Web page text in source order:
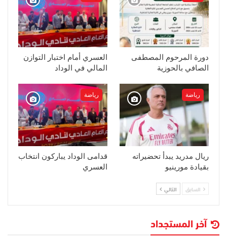
دورة المرحوم المصطفى
الصافي بالحوزية
العسري أمام اختبار التوازن
المالي في الوداد
رياضة
ريال مدريد يبدأ تحضيراته
بقيادة مورينيو
رياضة
قدامى الوداد يباركون انتخاب
العسري
السابق التالي
آخر المستجداد